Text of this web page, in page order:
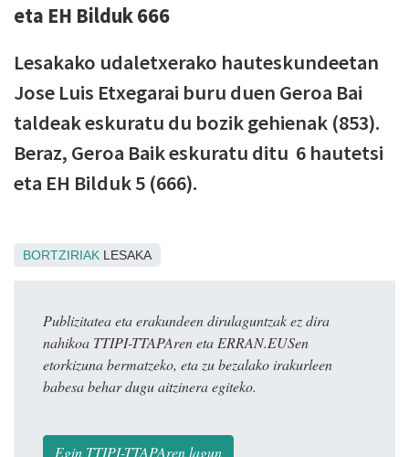
eta EH Bilduk 666
Lesakako udaletxerako hauteskundeetan
Jose Luis Etxegarai buru duen Geroa Bai
taldeak eskuratu du bozik gehienak (853).
Beraz, Geroa Baik eskuratu ditu 6 hautetsi
eta EH Bilduk 5 (666).
BORTZIRIAK LESAKA
Publizitatea eta erakundeen dirulaguntzak ez dira
nahikoa TTIPI-TTAPAren eta ERRAN.EUSen
etorkizuna bermatzeko, eta zu bezalako irakurleen
babesa behar dugu aitzinera egiteko.
Egin TTIPI-TTAPAren lagun